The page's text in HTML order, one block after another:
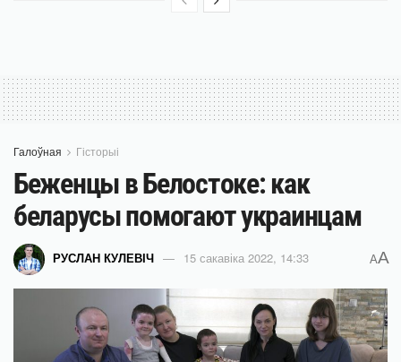
Галоўная Гісторыі
Беженцы в Белостоке: как
беларусы помогают украинцам
РУСЛАН КУЛЕВІЧ 15 сакавіка 2022, 14:33 AA